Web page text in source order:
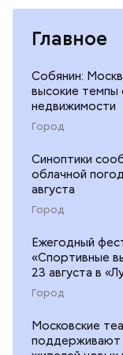
Главное
Собянин:
высокие темпы
недвижимости
Город
Синоптики
облачной
августа
Город
Ежегодный
«Спортивные
23 августа в
Город
Московские